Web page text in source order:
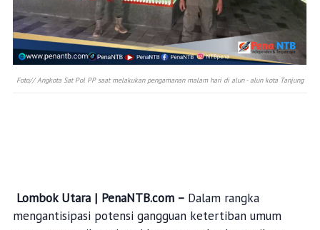
Foto// Angkota Sat Pol PP saat melakukan pengamanan malam hari di alun - alun kota Tanjung
Lombok Utara | PenaNTB.com – Dalam rangka
mengantisipasi potensi gangguan ketertiban umum